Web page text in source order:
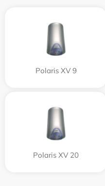
Polaris XV 9
Polaris XV 20